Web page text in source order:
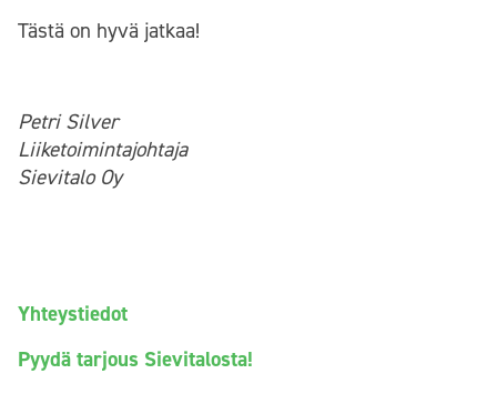
Tästä on hyvä jatkaa!
Petri Silver
Liiketoimintajohtaja
Sievitalo Oy
Yhteystiedot
Pyydä tarjous Sievitalosta!